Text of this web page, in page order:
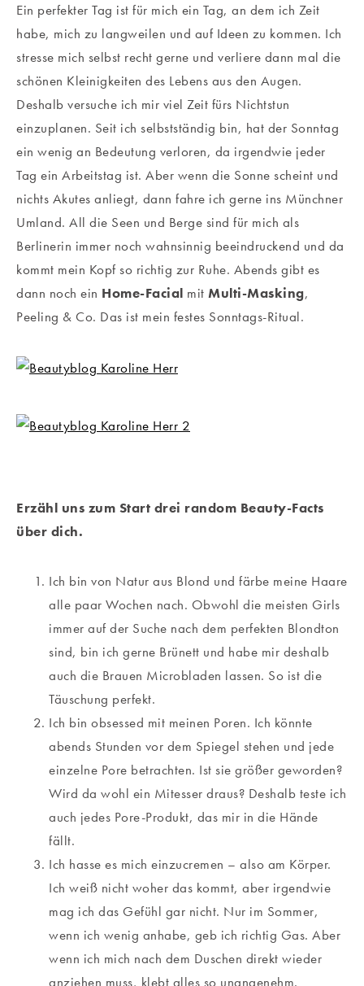
Ein perfekter Tag ist für mich ein Tag, an dem ich Zeit
habe, mich zu langweilen und auf Ideen zu kommen. Ich
stresse mich selbst recht gerne und verliere dann mal die
schönen Kleinigkeiten des Lebens aus den Augen.
Deshalb versuche ich mir viel Zeit fürs Nichtstun
einzuplanen. Seit ich selbstständig bin, hat der Sonntag
ein wenig an Bedeutung verloren, da irgendwie jeder
Tag ein Arbeitstag ist. Aber wenn die Sonne scheint und
nichts Akutes anliegt, dann fahre ich gerne ins Münchner
Umland. All die Seen und Berge sind für mich als
Berlinerin immer noch wahnsinnig beeindruckend und da
kommt mein Kopf so richtig zur Ruhe. Abends gibt es
dann noch ein Home-Facial mit Multi-Masking,
Peeling & Co. Das ist mein festes Sonntags-Ritual.
Erzähl uns zum Start drei random Beauty-Facts
über dich.
Ich bin von Natur aus Blond und färbe meine Haare
alle paar Wochen nach. Obwohl die meisten Girls
immer auf der Suche nach dem perfekten Blondton
sind, bin ich gerne Brünett und habe mir deshalb
auch die Brauen Microbladen lassen. So ist die
Täuschung perfekt.
Ich bin obsessed mit meinen Poren. Ich könnte
abends Stunden vor dem Spiegel stehen und jede
einzelne Pore betrachten. Ist sie größer geworden?
Wird da wohl ein Mitesser draus? Deshalb teste ich
auch jedes Pore-Produkt, das mir in die Hände
fällt.
Ich hasse es mich einzucremen – also am Körper.
Ich weiß nicht woher das kommt, aber irgendwie
mag ich das Gefühl gar nicht. Nur im Sommer,
wenn ich wenig anhabe, geb ich richtig Gas. Aber
wenn ich mich nach dem Duschen direkt wieder
anziehen muss, klebt alles so unangenehm.